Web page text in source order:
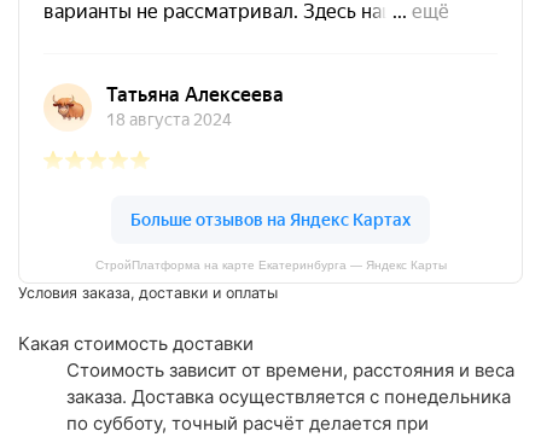
СтройПлатформа на карте Екатеринбурга — Яндекс Карты
Условия заказа, доставки и оплаты
Какая стоимость доставки
Стоимость зависит от времени, расстояния и веса
заказа. Доставка осуществляется с понедельника
по субботу, точный расчёт делается при